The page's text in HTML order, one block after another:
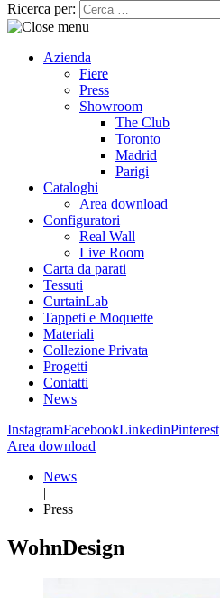
Ricerca per:
Azienda
Fiere
Press
Showroom
The Club
Toronto
Madrid
Parigi
Cataloghi
Area download
Configuratori
Real Wall
Live Room
Carta da parati
Tessuti
CurtainLab
Tappeti e Moquette
Materiali
Collezione Privata
Progetti
Contatti
News
InstagramFacebookLinkedinPinterest
Area download
News
|
Press
WohnDesign